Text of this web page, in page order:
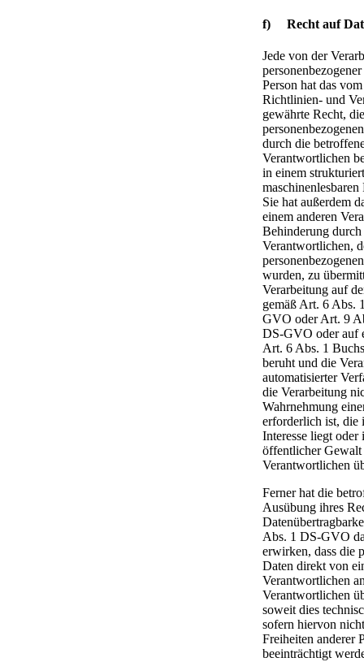
f) Recht auf
Jede von der
Person hat das
Richtlinien- und
gewährte Recht,
durch die
Verantwortlichen
in einem
Sie hat außerdem
einem anderen
Behinderung durch
Verantwortlichen,
wurden, zu
Verarbeitung auf
gemäß Art. 6 Abs.
GVO oder Art. 9
DS-GVO oder auf
Art. 6 Abs. 1
beruht und die
automatisierter
die Verarbeitung
Wahrnehmung
erforderlich ist, die
Interesse liegt oder
öffentlicher
Verantwortlichen
Ferner hat die
Ausübung ihres
Abs. 1 DS-GVO
erwirken, dass die
Daten direkt von
Verantwortlichen
Verantwortlichen
soweit dies
sofern hiervon
Freiheiten anderer
beeinträchtigt